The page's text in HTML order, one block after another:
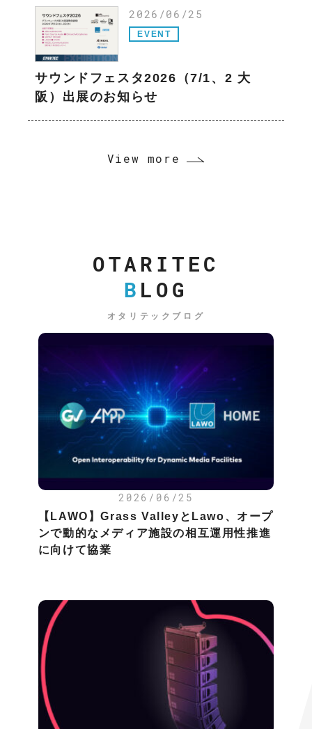
2026/06/25
EVENT
サウンドフェスタ2026（7/1、2 大
阪）出展のお知らせ
View more
OTARITEC
B LOG
オタリテックブログ
2026/06/25
【LAWO】Grass ValleyとLawo、オープ
ンで動的なメディア施設の相互運用性推進
に向けて協業